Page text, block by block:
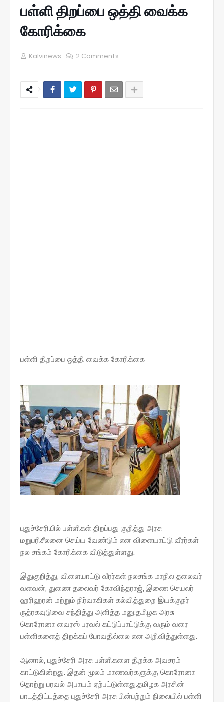
பள்ளி திறப்பை ஒத்தி வைக்க
கோரிக்கை
Kalvinews 2 Comments
பள்ளி திறப்பை ஒத்தி வைக்க கோரிக்கை
புதுச்சேரியில் பள்ளிகள் திறப்பது குறித்து அரசு
மறுபரிசீலனை செய்ய வேண்டும் என விளையாட்டு வீரர்கள்
நல சங்கம் கோரிக்கை விடுத்துள்ளது.
இதுகுறித்து, விளையாட்டு வீரர்கள் நலசங்க மாநில தலைவர்
வளவன், துணை தலைவர் கோவிந்தராஜ், இணை செயலர்
ஹரிஹரன் மற்றும் நிர்வாகிகள் கல்வித்துறை இயக்குநர்
ருத்ரகவுடுவை சந்தித்து அளித்த மனு:தமிழக அரசு
கொரோனா வைரஸ் பரவல் கட்டுப்பாட்டுக்கு வரும் வரை
பள்ளிகளைத் திறக்கப் போவதில்லை என அறிவித்துள்ளது.
ஆனால், புதுச்சேரி அரசு பள்ளிகளை திறக்க அவசரம்
காட்டுகின்றது. இதன் மூலம் மாணவர்களுக்கு கொரோனா
தொற்று பரவல் அபாயம் ஏற்பட்டுள்ளது.தமிழக அரசின்
பாடத்திட்டத்தை புதுச்சேரி அரசு பின்பற்றும் நிலையில் பள்ளி